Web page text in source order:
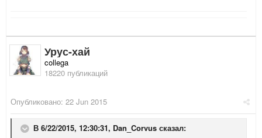
Урус-хай
collega
18220 публикаций
Опубликовано: 22 Jun 2015
В 6/22/2015, 12:30:31, Dan_Corvus сказал: